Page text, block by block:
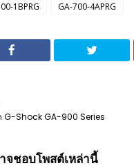
1BPRG GA-700-4APRG
G-Shock GA-900 Series
จชอบโพสต์เหล่านี้